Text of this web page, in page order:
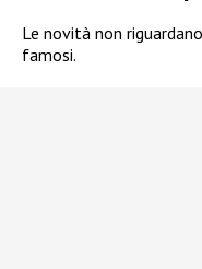
Le novità non
famosi.